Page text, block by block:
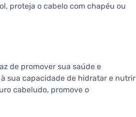
proteja o cabelo com chapéu ou
de promover sua saúde e
sua capacidade de hidratar e nutrir
cabeludo, promove o